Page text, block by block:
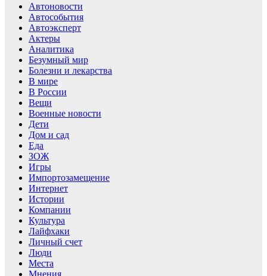
Автоновости
Автособытия
Автоэксперт
Актеры
Аналитика
Безумный мир
Болезни и лекарства
В мире
В России
Вещи
Военные новости
Дети
Дом и сад
Еда
ЗОЖ
Игры
Импортозамещение
Интернет
Истории
Компании
Культура
Лайфхаки
Личный счет
Люди
Места
Мнения